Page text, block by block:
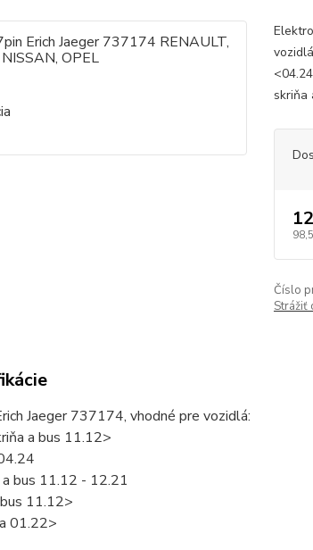
skriňa
Číslo
Strážiť
Jaeger 737174, vhodné pre vozidlá:
a bus 11.12>
bus 11.12 - 12.21
11.12>
01.22>